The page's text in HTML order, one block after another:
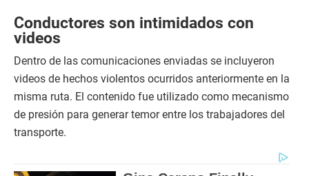
Conductores son intimidados con
videos
Dentro de las comunicaciones enviadas se incluyeron
videos de hechos violentos ocurridos anteriormente en la
misma ruta. El contenido fue utilizado como mecanismo
de presión para generar temor entre los trabajadores del
transporte.